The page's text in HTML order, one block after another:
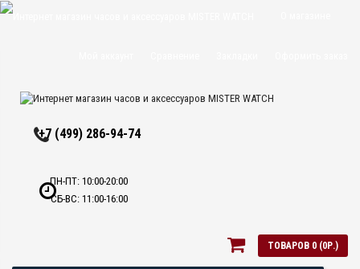
+7 (499) 286-94-74
ПН-ПТ: 10:00-20:00
СБ-ВС: 11:00-16:00
ТОВАРОВ 0 (0Р.)